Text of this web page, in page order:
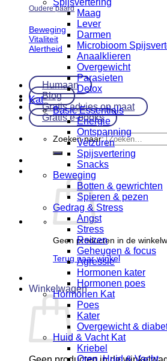
Oudere paard
Beweging
Vitaliteit
Alertheid
Humaan
Blog
Gratis advies op maat
Gratis e-books
Zoeken naar:
Geen producten in de
Terug naar winkel
Winkelwagen
Maag
Lever
Darmen
Microbioom
Anaalklieren
Overgewicht
Parasieten
Detox
Kat
Basic Essentials
Energie
Ontspanning
Vetzuren
Spijsvertering
Snacks
Beweging
Botten & gewrichten
Spieren & pezen
Gedrag & Stress
Angst
Stress
Reizen
Geheugen & focus
Agressie
Hormonen kater
Hormonen poes
Hormonen Kat
Poes
Kater
Overgewicht &
Huid & Vacht Kat
Kriebel
Oren, Huid & Vacht